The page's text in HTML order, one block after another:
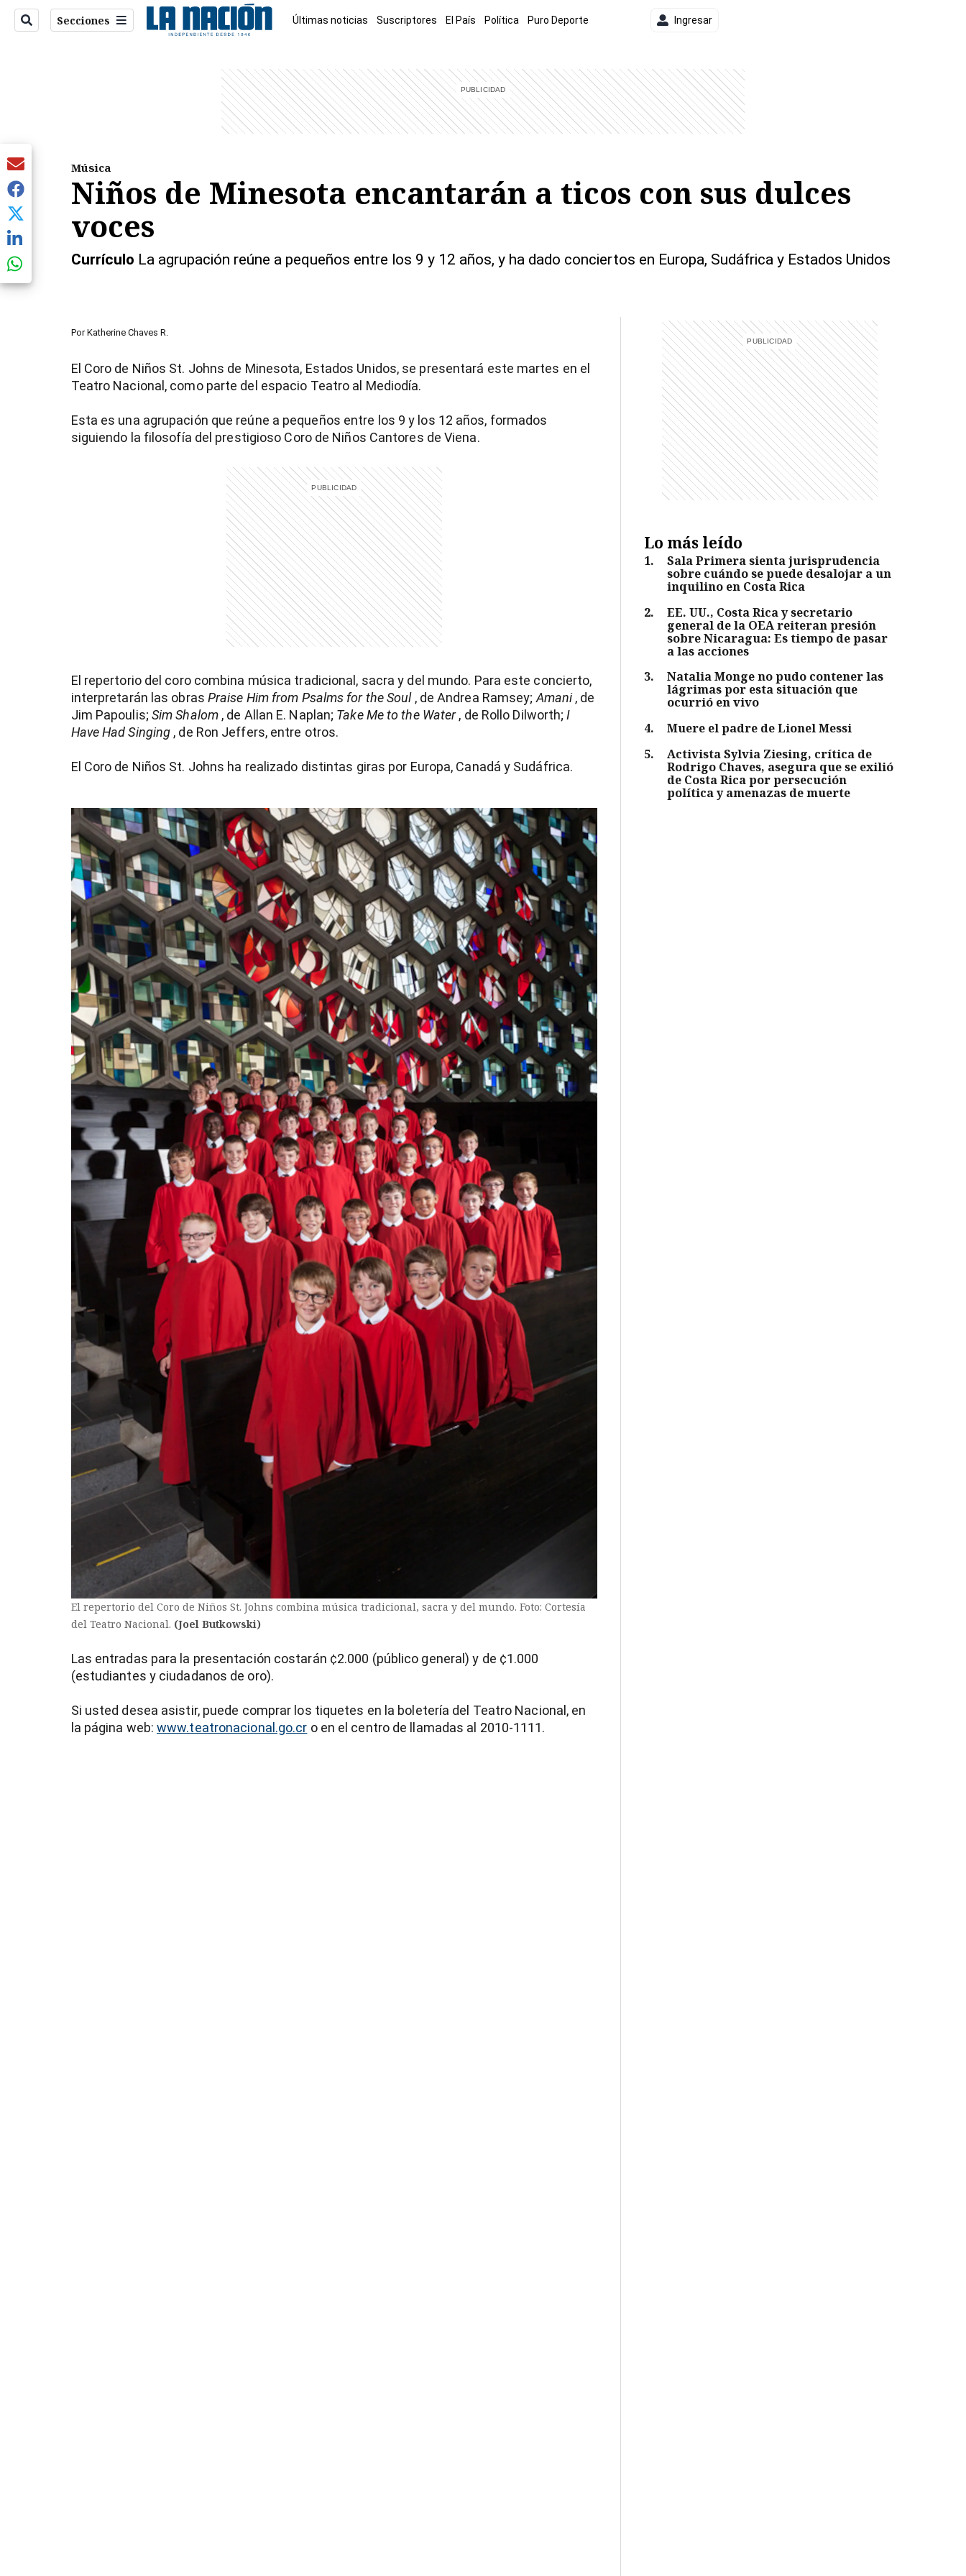
Secciones Últimas noticias Suscriptores El País Política Puro Deporte Ingresar
Música
Niños de Minesota encantarán a ticos con sus dulces
voces
Currículo La agrupación reúne a pequeños entre los 9 y 12 años, y ha dado conciertos en Europa, Sudáfrica y Estados Unidos
Por Katherine Chaves R.
El Coro de Niños St. Johns de Minesota, Estados Unidos, se presentará este martes en el
Teatro Nacional, como parte del espacio Teatro al Mediodía.
Esta es una agrupación que reúne a pequeños entre los 9 y los 12 años, formados
siguiendo la filosofía del prestigioso Coro de Niños Cantores de Viena.
El repertorio del coro combina música tradicional, sacra y del mundo. Para este concierto,
interpretarán las obras Praise Him from Psalms for the Soul, de Andrea Ramsey; Amani, de
Jim Papoulis; Sim Shalom, de Allan E. Naplan; Take Me to the Water, de Rollo Dilworth;I
Have Had Singing , de Ron Jeffers, entre otros.
El Coro de Niños St. Johns ha realizado distintas giras por Europa, Canadá y Sudáfrica.
El repertorio del Coro de Niños St. Johns combina música tradicional, sacra y del mundo. Foto: Cortesía
del Teatro Nacional. (Joel Butkowski)
Las entradas para la presentación costarán ¢2.000 (público general) y de ¢1.000
(estudiantes y ciudadanos de oro).
Si usted desea asistir, puede comprar los tiquetes en la boletería del Teatro Nacional, en
la página web: www.teatronacional.go.cr o en el centro de llamadas al 2010-1111.
Lo más leído
1.
Sala Primera sienta jurisprudencia
sobre cuándo se puede desalojar a un
inquilino en Costa Rica
2.
EE. UU., Costa Rica y secretario
general de la OEA reiteran presión
sobre Nicaragua: Es tiempo de pasar
a las acciones
3.
Natalia Monge no pudo contener las
lágrimas por esta situación que
ocurrió en vivo
4.
Muere el padre de Lionel Messi
5.
Activista Sylvia Ziesing, crítica de
Rodrigo Chaves, asegura que se exilió
de Costa Rica por persecución
política y amenazas de muerte